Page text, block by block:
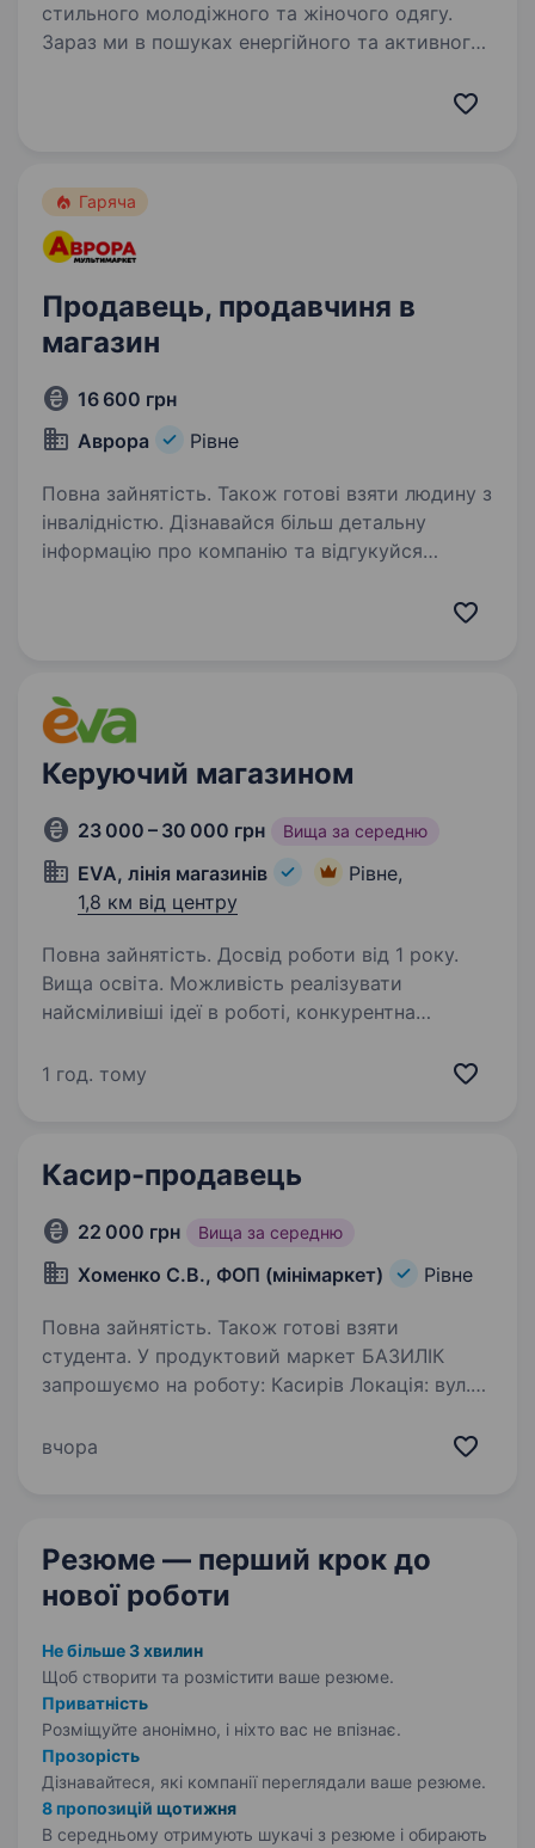
стильного молодіжного та жіночого одягу.
Зараз ми в пошуках енергійного та активного
Гаряча
Продавець, продавчиня в
магазин
16 600 грн
Аврора
Рівне
Повна зайнятість. Також готові взяти людину з
інвалідністю. Дізнавайся більш детальну
інформацію про компанію та відгукуйся
працювати…
Керуючий магазином
23 000 – 30 000 грн Вища за середню
EVA, лінія магазинів
Рівне,
1,8 км від центру
Повна зайнятість. Досвід роботи від 1 року.
Вища освіта. Можливість реалізувати
найсміливіші ідеї в роботі, конкурентна
все це про роботу керуючого в EVA.
1 год. тому
Касир-продавець
22 000 грн Вища за середню
Хоменко С.В., ФОП (мінімаркет) Рівне
Повна зайнятість. Також готові взяти
студента. У продуктовий маркет БАЗИЛІК
запрошуємо на роботу: Касирів Локація: вул.
вул. Назара Небожинського (навпроти ДСНС)
вчора
Резюме — перший крок до
нової роботи
Не більше 3 хвилин
Щоб створити та розмістити ваше резюме.
Приватність
Розміщуйте анонімно, і ніхто вас не впізнає.
Прозорість
Дізнавайтеся, які компанії переглядали ваше резюме.
8 пропозицій щотижня
В середньому отримують шукачі з резюме і обирають